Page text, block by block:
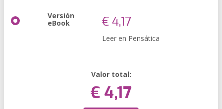
Versión
eBook € 4,17
Leer en Pensática
Valor total:
€ 4,17